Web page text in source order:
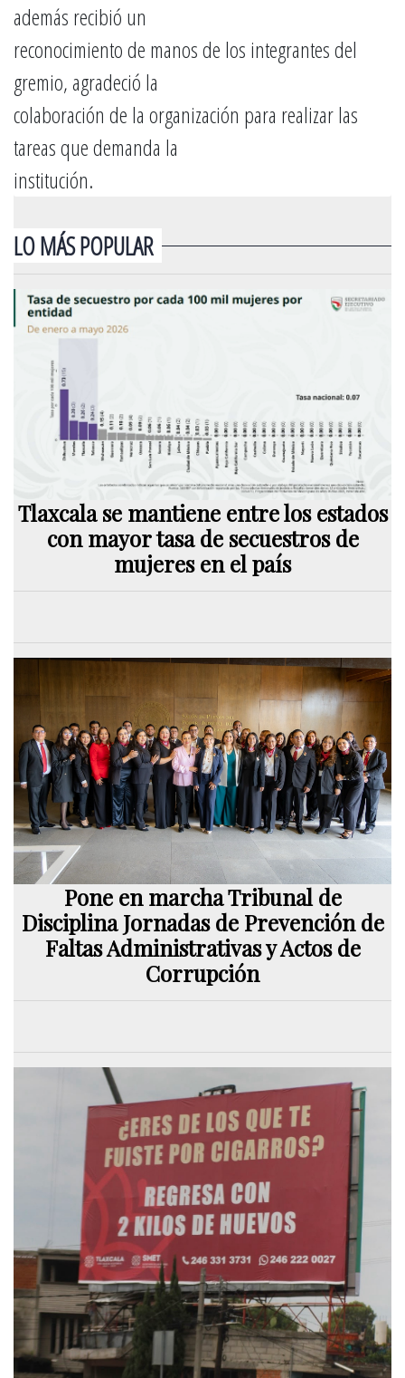
además recibió un
reconocimiento de manos de los integrantes del
gremio, agradeció la
colaboración de la organización para realizar las
tareas que demanda la
institución.
LO MÁS POPULAR
Tlaxcala se mantiene entre los estados
con mayor tasa de secuestros de
mujeres en el país
Pone en marcha Tribunal de
Disciplina Jornadas de Prevención de
Faltas Administrativas y Actos de
Corrupción